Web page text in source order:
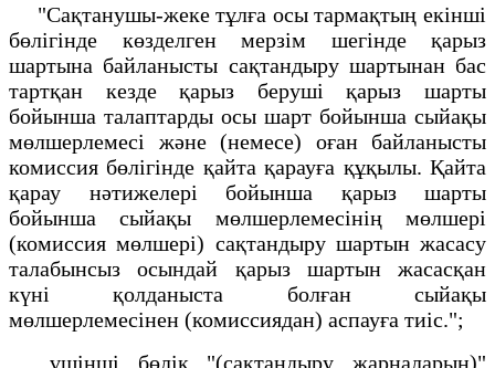
"Сақтанушы-жеке тұлға осы тармақтың екінші
бөлігінде көзделген мерзім шегінде қарыз
шартына байланысты сақтандыру шартынан бас
тартқан кезде қарыз беруші қарыз шарты
бойынша талаптарды осы шарт бойынша сыйақы
мөлшерлемесі және (немесе) оған байланысты
комиссия бөлігінде қайта қарауға құқылы. Қайта
қарау нәтижелері бойынша қарыз шарты
бойынша сыйақы мөлшерлемесінің мөлшері
(комиссия мөлшері) сақтандыру шартын жасасу
талабынсыз осындай қарыз шартын жасасқан
күні қолданыста болған сыйақы
мөлшерлемесінен (комиссиядан) аспауға тиіс.";
үшінші бөлік "(сақтандыру жарналарын)"